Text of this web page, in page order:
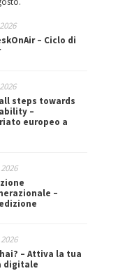
– Ciclo di
steps towards
–
europeo a
–
– Attiva la tua
digitale